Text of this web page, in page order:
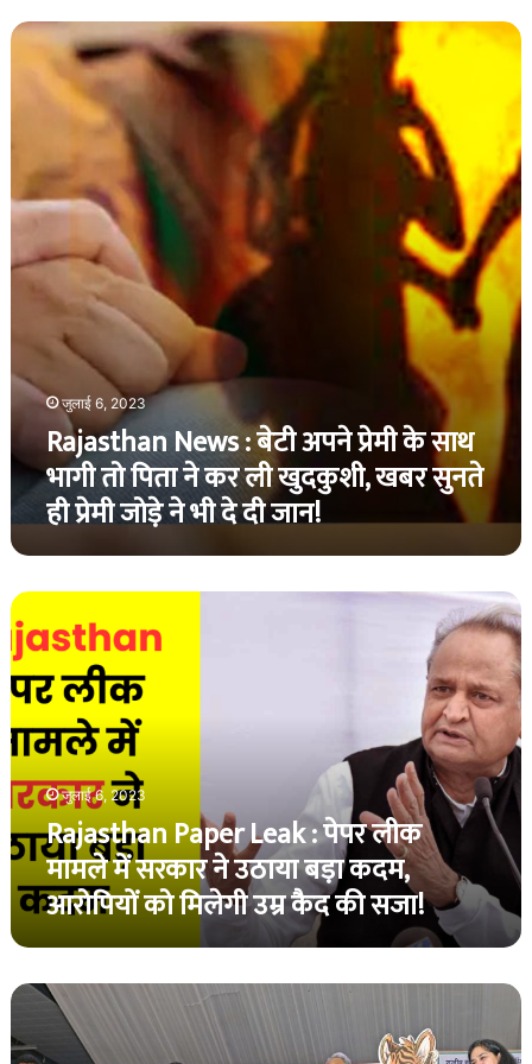
Rajasthan
साथ
तो
पिता
खुदकुशी,
ही
प्रेमी
भी
दी
जान!
जुलाई 6, 2023
Rajasthan News : बेटी अपने प्रेमी के साथ
भागी तो पिता ने कर ली खुदकुशी, खबर सुनते
ही प्रेमी जोड़े ने भी दे दी जान!
Rajasthan
Paper
Leak
:
पेपर
लीक
मामले
में
सरकार
उठाया
कदम,
को
उम्र
की
जुलाई 6, 2023
Rajasthan Paper Leak : पेपर लीक
मामले में सरकार ने उठाया बड़ा कदम,
आरोपियों को मिलेगी उम्र कैद की सजा!
Rajasthan
Gramin
Olympic